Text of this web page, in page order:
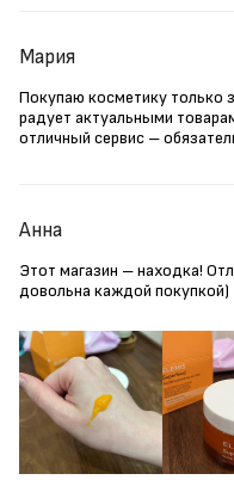
Мария
Покупаю косметику только
радует актуальными
отличный сервис –
Анна
Этот магазин – находка!
довольна каждой покупкой)